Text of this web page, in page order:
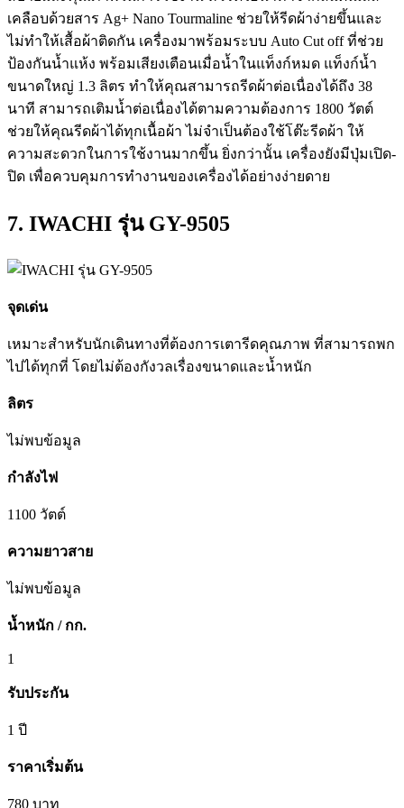
เคลือบด้วยสาร Ag+ Nano Tourmaline ช่วยให้รีดผ้าง่ายขึ้นและ
ไม่ทำให้เสื้อผ้าติดกัน เครื่องมาพร้อมระบบ Auto Cut off ที่ช่วย
ป้องกันน้ำแห้ง พร้อมเสียงเตือนเมื่อน้ำในแท็งก์หมด แท็งก์น้ำ
ขนาดใหญ่ 1.3 ลิตร ทำให้คุณสามารถรีดผ้าต่อเนื่องได้ถึง 38
นาที สามารถเติมน้ำต่อเนื่องได้ตามความต้องการ 1800 วัตต์
ช่วยให้คุณรีดผ้าได้ทุกเนื้อผ้า ไม่จำเป็นต้องใช้โต๊ะรีดผ้า ให้
ความสะดวกในการใช้งานมากขึ้น ยิ่งกว่านั้น เครื่องยังมีปุ่มเปิด-
ปิด เพื่อควบคุมการทำงานของเครื่องได้อย่างง่ายดาย
7. IWACHI รุ่น GY-9505
จุดเด่น
เหมาะสำหรับนักเดินทางที่ต้องการเตารีดคุณภาพ ที่สามารถพก
ไปได้ทุกที่ โดยไม่ต้องกังวลเรื่องขนาดและน้ำหนัก
ลิตร
ไม่พบข้อมูล
กำลังไฟ
1100 วัตต์
ความยาวสาย
ไม่พบข้อมูล
น้ำหนัก / กก.
1
รับประกัน
1 ปี
ราคาเริ่มต้น
780 บาท